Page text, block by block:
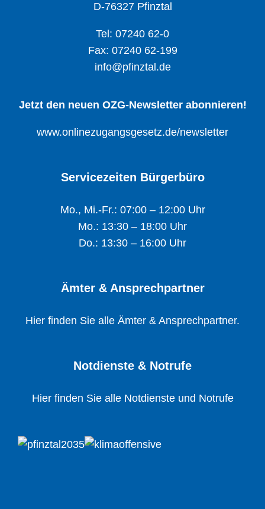
D-76327 Pfinztal
Tel: 07240 62-0
Fax: 07240 62-199
info@pfinztal.de
Jetzt den neuen OZG-Newsletter abonnieren!
www.onlinezugangsgesetz.de/newsletter
Servicezeiten Bürgerbüro
Mo., Mi.-Fr.: 07:00 – 12:00 Uhr
Mo.: 13:30 – 18:00 Uhr
Do.: 13:30 – 16:00 Uhr
Ämter & Ansprechpartner
Hier finden Sie alle Ämter & Ansprechpartner.
Notdienste & Notrufe
Hier finden Sie alle Notdienste und Notrufe